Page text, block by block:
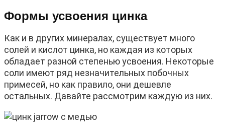
Формы усвоения цинка
Как и в других минералах, существует много
солей и кислот цинка, но каждая из которых
обладает разной степенью усвоения. Некоторые
соли имеют ряд незначительных побочных
примесей, но как правило, они дешевле
остальных. Давайте рассмотрим каждую из них.